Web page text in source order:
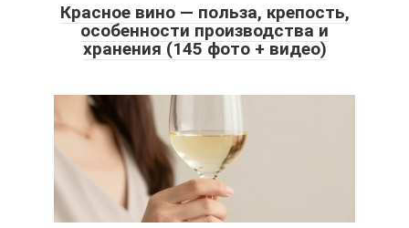
Красное вино — польза, крепость,
особенности производства и
хранения (145 фото + видео)